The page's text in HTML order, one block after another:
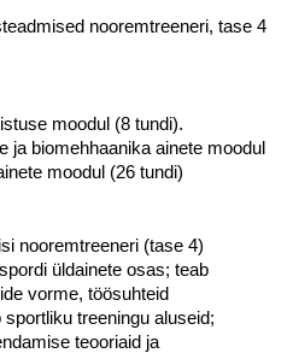
nooremtreeneri, tase 4
moodul (8 tundi).
ja biomehhaanika ainete moodul
moodul (26 tundi)
nooremtreeneri (tase 4)
üldainete osas; teab
vorme, töösuhteid
treeningu aluseid;
teooriaid ja